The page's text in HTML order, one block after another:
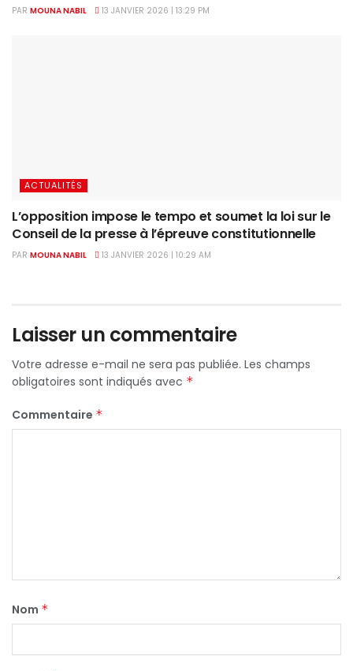
PAR MOUNA NABIL 13 JANVIER 2026 | 13:29 PM
ACTUALITÉS
L’opposition impose le tempo et soumet la loi sur le
Conseil de la presse à l’épreuve constitutionnelle
PAR MOUNA NABIL 13 JANVIER 2026 | 10:29 AM
Laisser un commentaire
Votre adresse e-mail ne sera pas publiée. Les champs
obligatoires sont indiqués avec *
Commentaire *
Nom *